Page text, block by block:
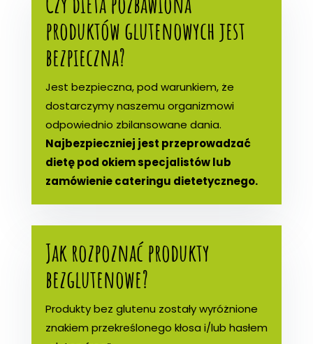
produktów glutenowych jest
bezpieczna?
Jest bezpieczna, pod warunkiem, że
dostarczymy naszemu organizmowi
odpowiednio zbilansowane dania.
Najbezpieczniej jest przeprowadzać
dietę pod okiem specjalistów lub
zamówienie cateringu dietetycznego.
Jak rozpoznać produkty
bezglutenowe?
Produkty bez glutenu zostały wyróżnione
znakiem przekreślonego kłosa i/lub hasłem